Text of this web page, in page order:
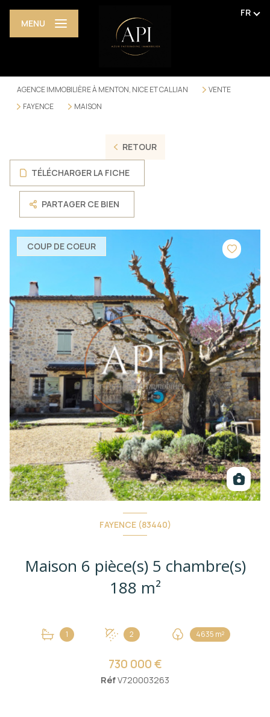
FR
MENU
AGENCE IMMOBILIÈRE À MENTON, NICE ET CALLIAN
VENTE
FAYENCE
MAISON
RETOUR
TÉLÉCHARGER LA FICHE
PARTAGER CE BIEN
COUP DE COEUR
FAYENCE (83440)
Maison 6 pièce(s) 5 chambre(s)
188 m²
1 2 4635 m²
730 000 €
RéfV720003263